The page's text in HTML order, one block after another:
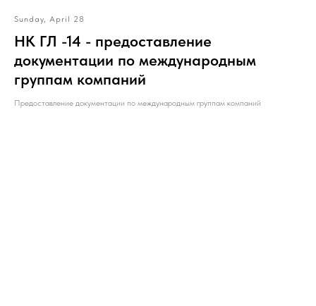
Sunday, April 28
НК ГЛ -14 - предоставление
документации по международным
группам компаний
Предоставление документации по международным группам компаний